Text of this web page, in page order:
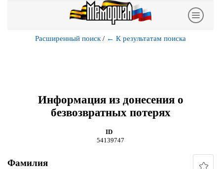
Расширенный поиск / ← К результатам поиска
Информация из донесения о
безвозвратных потерях
ID
54139747
Фамилия